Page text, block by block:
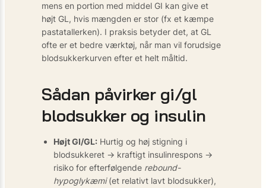
mens en portion med middel GI kan give et
højt GL, hvis mængden er stor (fx et kæmpe
pastatallerken). I praksis betyder det, at GL
ofte er et bedre værktøj, når man vil forudsige
blodsukkerkurven efter et helt måltid.
Sådan påvirker gi/gl
blodsukker og insulin
Højt GI/GL: Hurtig og høj stigning i
blodsukkeret → kraftigt insulinrespons →
risiko for efterfølgende rebound-
hypoglykæmi(et relativt lavt blodsukker),